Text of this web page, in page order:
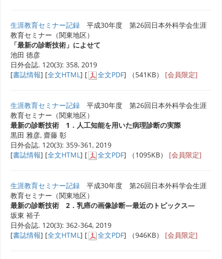
生涯教育セミナー記録 平成30年度 第26回日本外科学会生涯
教育セミナー（関東地区）
「最新の診断技術」によせて
池田 徳彦
日外会誌. 120(3): 358, 2019
[書誌情報] [全文HTML] [ 全文PDF] （541KB） [会員限定]
生涯教育セミナー記録 平成30年度 第26回日本外科学会生涯
教育セミナー（関東地区）
最新の診断技術 1．人工知能を用いた病理診断の実際
黒田 雅彦, 齋藤 彰
日外会誌. 120(3): 359-361, 2019
[書誌情報] [全文HTML] [ 全文PDF] （1095KB） [会員限定]
生涯教育セミナー記録 平成30年度 第26回日本外科学会生涯
教育セミナー（関東地区）
最新の診断技術 2．乳癌の画像診断―最近のトピックス―
坂東 裕子
日外会誌. 120(3): 362-364, 2019
[書誌情報] [全文HTML ] [ 全文PDF] （946KB） [会員限定]